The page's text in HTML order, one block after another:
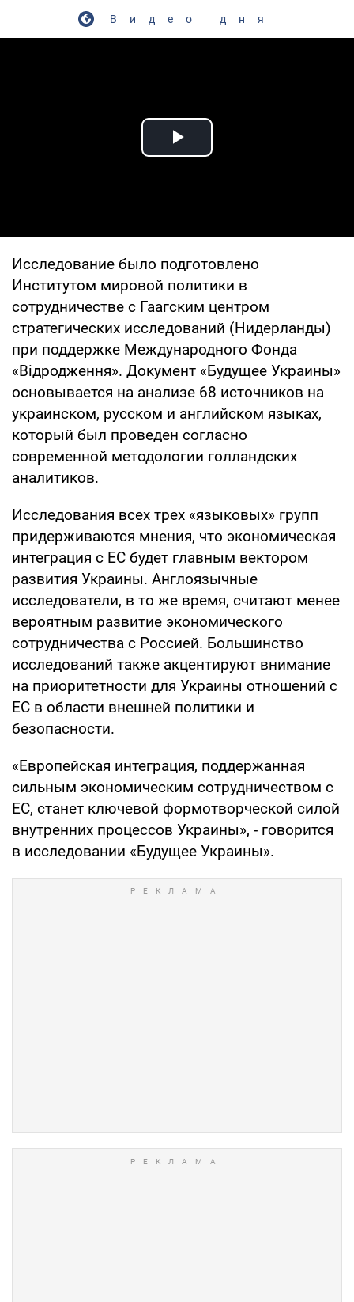
Видео дня
Play Video
Исследование было подготовлено
Институтом мировой политики в
сотрудничестве с Гаагским центром
стратегических исследований (Нидерланды)
при поддержке Международного Фонда
«Відродження». Документ «Будущее Украины»
основывается на анализе 68 источников на
украинском, русском и английском языках,
который был проведен согласно
современной методологии голландских
аналитиков.
Исследования всех трех «языковых» групп
придерживаются мнения, что экономическая
интеграция с ЕС будет главным вектором
развития Украины. Англоязычные
исследователи, в то же время, считают менее
вероятным развитие экономического
сотрудничества с Россией. Большинство
исследований также акцентируют внимание
на приоритетности для Украины отношений с
ЕС в области внешней политики и
безопасности.
«Европейская интеграция, поддержанная
сильным экономическим сотрудничеством с
ЕС, станет ключевой формотворческой силой
внутренних процессов Украины», - говорится
в исследовании «Будущее Украины».